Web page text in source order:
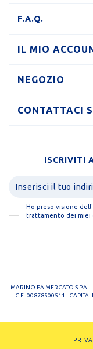
F.A.Q.
IL MIO
NEGOZIO
CONTATTACI
ISCRIVITI
Ho preso visione dell'
trattamento dei miei
MARINO FA MERCATO S.P.A.
C.F.: 00878500511 -